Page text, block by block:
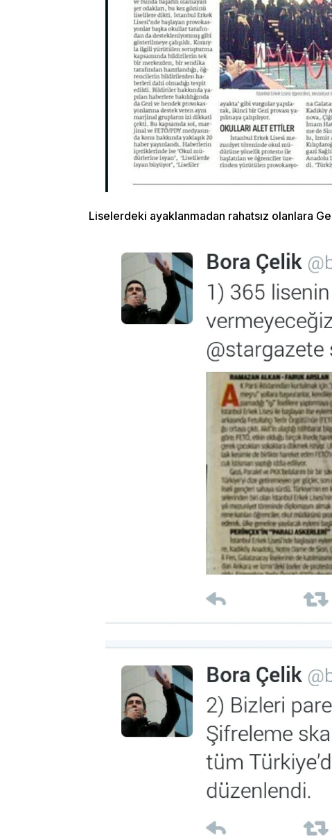
Liselerdeki ayaklanmadan rahatsız olanlara